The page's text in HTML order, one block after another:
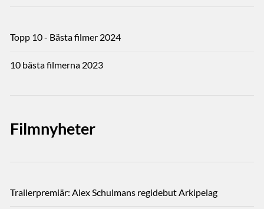
Topp 10 - Bästa filmer 2024
10 bästa filmerna 2023
Filmnyheter
Trailerpremiär: Alex Schulmans regidebut Arkipelag